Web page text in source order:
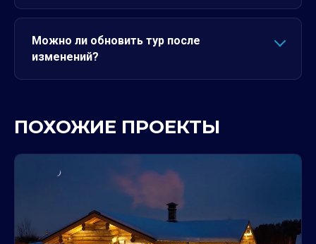
Можно ли обновить тур после
изменений?
ПОХОЖИЕ ПРОЕКТЫ